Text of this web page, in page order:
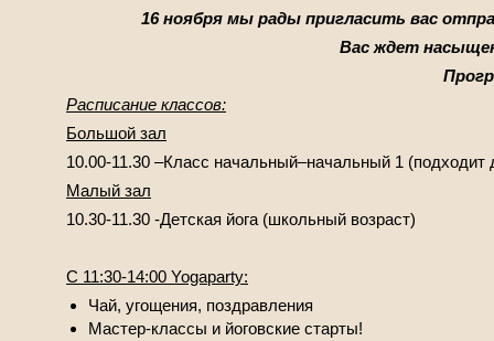
16 ноября мы рады пригласить вас
Вас ждет
Расписание классов:
Большой зал
10.00-11.30 –Класс начальный–начальный 1 (подходит
Малый зал
10.30-11.30 -Детская йога (школьный возраст)
С 11:30-14:00 Yogaparty:
Чай, угощения, поздравления
Мастер-классы и йоговские старты!